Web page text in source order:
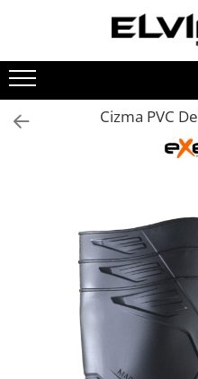
Toate Produsele
IMBRACAMINTE
IMBRACAMINTE DE LUCRU
IMBRACAMINTE
UNICA FOLOSINTA
IMBRACAMINTE ESD
IMBRACAMINTE IGNIFUGATA,
ANTISTATICA
Cizma PVC